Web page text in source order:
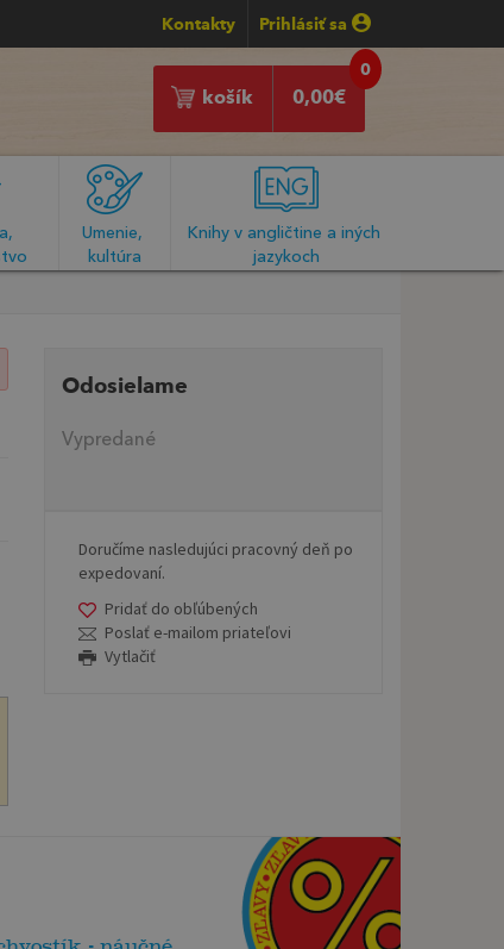
Kontakty Prihlásiť sa
0
0,00€
košík
Umenie,
kultúra
Knihy v angličtine a iných
jazykoch
Odosielame
Vypredané
Doručíme nasledujúci pracovný deň po
expedovaní.
Pridať do obľúbených
Poslať e-mailom priateľovi
Vytlačiť